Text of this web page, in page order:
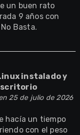
un buen rato
9 años con
Basta.
instalado y
25 de julio de 2026
hacía un tiempo
con el peso